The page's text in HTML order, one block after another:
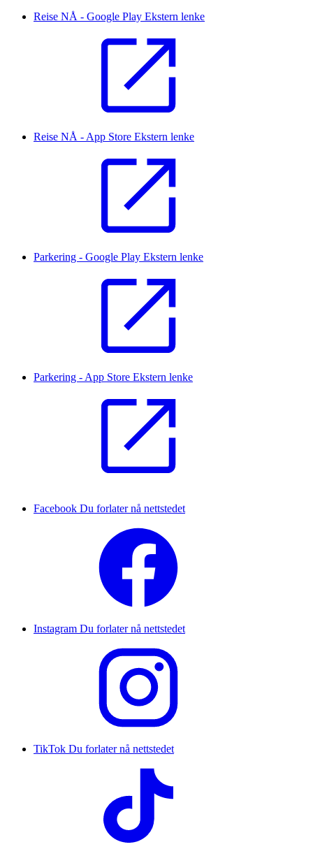
Reise NÅ - Google Play Ekstern lenke
Reise NÅ - App Store Ekstern lenke
Parkering - Google Play Ekstern lenke
Parkering - App Store Ekstern lenke
Facebook Du forlater nå nettstedet
Instagram Du forlater nå nettstedet
TikTok Du forlater nå nettstedet